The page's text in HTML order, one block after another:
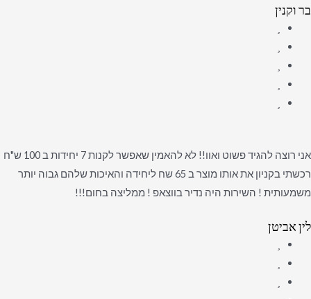
בר וקנין
אני רוצה להגיד פשוט ואוו!! לא להאמין שאפשר לקנות 7 יחידות ב 100 ש"ח
רכשתי בקניון את אותו מוצר ב 65 שח ליחידה והאיכות שלהם גבוה יותר
משמעותית ! השירות היה נדיר בווצאפ ! ממליצה בחום!!!
לין אביטן